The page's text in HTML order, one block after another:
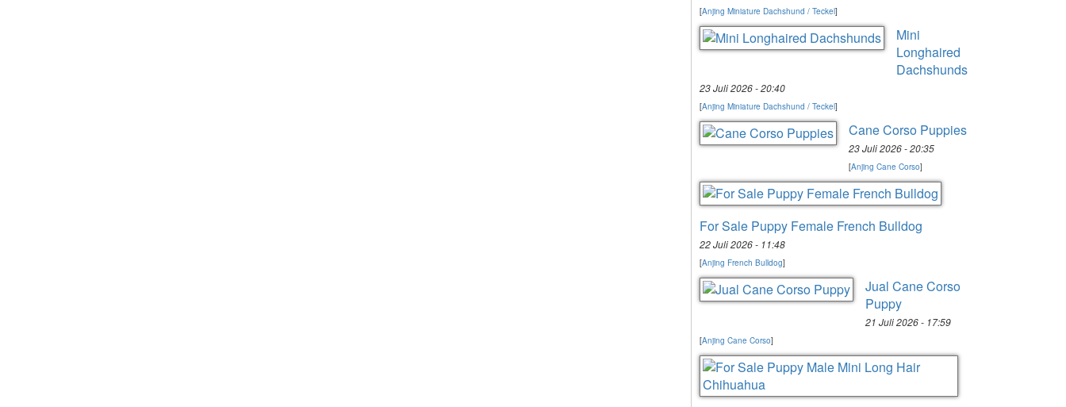
[Anjing Miniature Dachshund / Teckel]
Mini
Longhaired
Dachshunds
23 Juli 2026 - 20:40
[Anjing Miniature Dachshund / Teckel]
Cane Corso Puppies
23 Juli 2026 - 20:35
[Anjing Cane Corso]
For Sale Puppy Female French Bulldog
22 Juli 2026 - 11:48
[Anjing French Bulldog]
Jual Cane Corso
Puppy
21 Juli 2026 - 17:59
[Anjing Cane Corso]